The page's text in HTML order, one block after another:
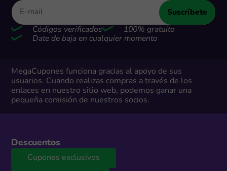
Suscríbete
Códigos verificados
100% gratuito
Date de baja en cualquier momento
MegaCupones funciona gracias al apoyo de sus
usuarios. Cuando realizas compras a través de los
enlaces en nuestro sitio web, podemos ganar una
pequeña comisión de nuestros socios.
Descuentos
Cupones exclusivos